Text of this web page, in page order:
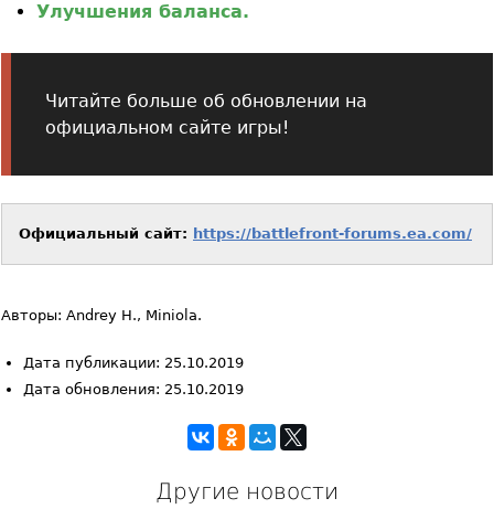
Улучшения баланса.
Читайте больше об обновлении на
официальном сайте игры!
Официальный сайт: https://battlefront-forums.ea.com/
Авторы: Andrey H., Miniola.
Дата публикации: 25.10.2019
Дата обновления: 25.10.2019
Другие новости